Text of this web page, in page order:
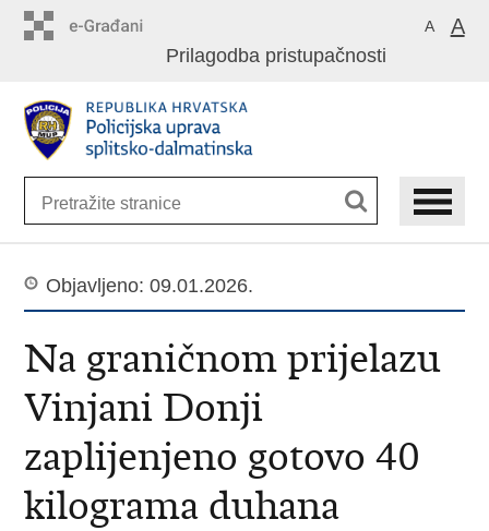
sadržaj
A A
Prilagodba pristupačnosti
Objavljeno: 09.01.2026.
Na graničnom prijelazu
Vinjani Donji
zaplijenjeno gotovo 40
kilograma duhana